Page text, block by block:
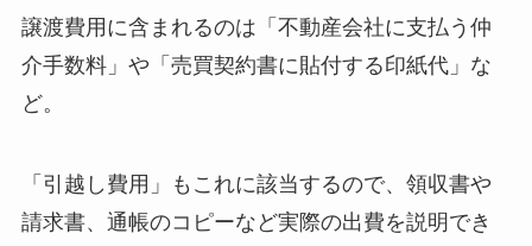
譲渡費用に含まれるのは「不動産会社に支払う仲
介手数料」や「売買契約書に貼付する印紙代」な
ど。
「引越し費用」もこれに該当するので、領収書や
請求書、通帳のコピーなど実際の出費を説明でき